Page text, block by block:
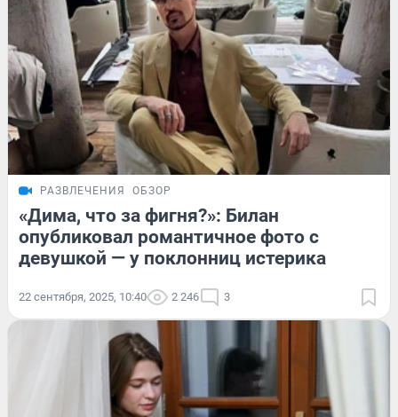
РАЗВЛЕЧЕНИЯ ОБЗОР
«Дима, что за фигня?»: Билан
опубликовал романтичное фото с
девушкой — у поклонниц истерика
22 сентября, 2025, 10:40 2 246 3